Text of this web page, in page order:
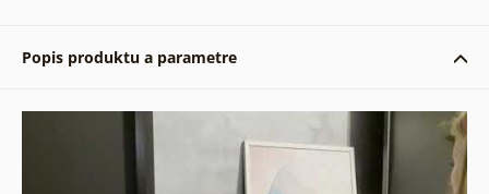
Popis produktu a parametre